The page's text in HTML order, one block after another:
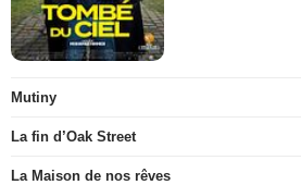
Mutiny
La fin d’Oak Street
La Maison de nos rêves